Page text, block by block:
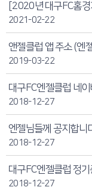
[2020년 대구FC홈경
2021-02-22
앤젤클럽 앱 주소 (엔
2019-03-22
대구FC엔젤클럽 네
2018-12-27
엔젤님들께 공지합니
2018-12-27
대구FC엔젤클럽 정
2018-12-27